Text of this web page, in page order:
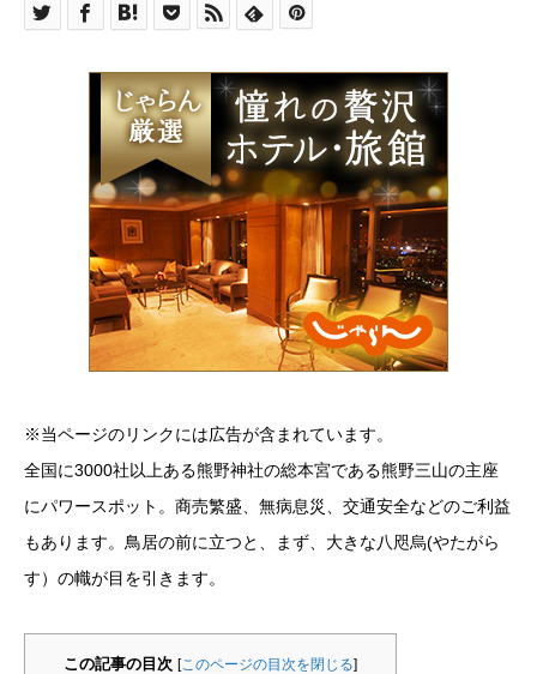
※当ページのリンクには広告が含まれています。
全国に3000社以上ある熊野神社の総本宮である熊野三山の主座
にパワースポット。 商売繁盛、無病息災、交通安全などのご利益
もあります。鳥居の前に立つと、まず、大きな八咫烏(やたがら
す）の幟が目を引きます。
この記事の目次 [このページの目次を閉じる]